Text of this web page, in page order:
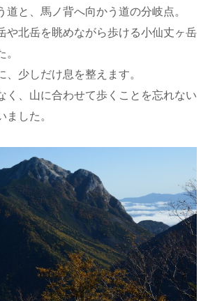
道と、馬ノ背へ向かう道の分岐点。
や北岳を眺めながら歩ける小仙丈ヶ岳
、少しだけ息を整えます。
く、山に合わせて歩くことを忘れない
ました。